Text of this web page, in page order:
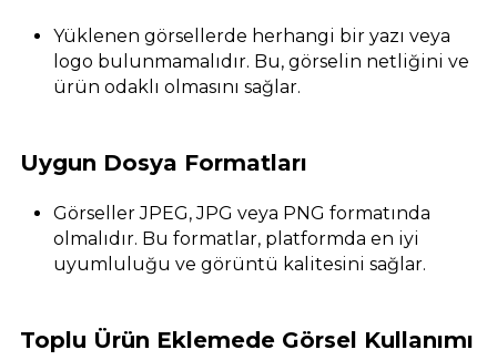
Yüklenen görsellerde herhangi bir yazı veya
logo bulunmamalıdır. Bu, görselin netliğini ve
ürün odaklı olmasını sağlar.
Uygun Dosya Formatları
Görseller JPEG, JPG veya PNG formatında
olmalıdır. Bu formatlar, platformda en iyi
uyumluluğu ve görüntü kalitesini sağlar.
Toplu Ürün Eklemede Görsel Kullanımı